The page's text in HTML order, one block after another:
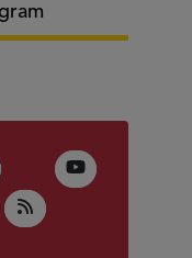
ventana)
LinkedIn
(Abre en nueva ventana)
Youtube
(Abre en
nueva ventana)
RSS
(Abre en nueva